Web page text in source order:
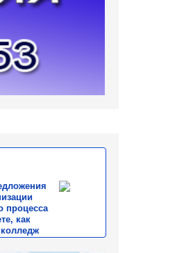
процесса
как